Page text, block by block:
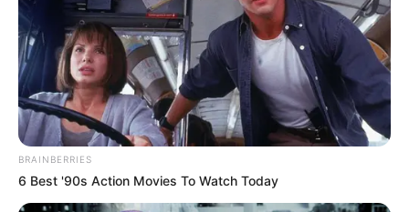
weitere Kalauer
Quermania folgen: Impressum & Kontakt
Smartphone Startseite
BRAINBERRIES
6 Best '90s Action Movies To Watch Today